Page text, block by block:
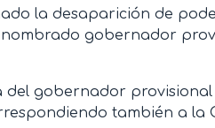
la desaparición de
gobernador
del gobernador
también a la